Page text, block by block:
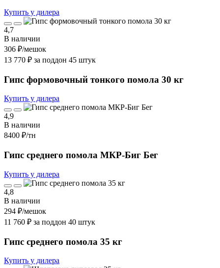
Купить у дилера
4,7
В наличии
306 ₽/мешок
13 770 ₽ за поддон 45 штук
Гипс формовочный тонкого помола 30 кг
Купить у дилера
4,9
В наличии
8400 ₽/тн
Гипс среднего помола МКР-Биг Бег
Купить у дилера
4,8
В наличии
294 ₽/мешок
11 760 ₽ за поддон 40 штук
Гипс среднего помола 35 кг
Купить у дилера